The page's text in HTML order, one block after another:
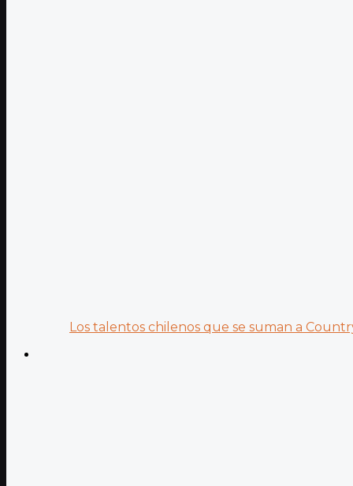
Los talentos chilenos que se suman a